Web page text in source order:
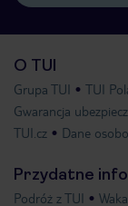
O TUI
Grupa TUI TUI
Gwarancja
TUI.cz
Dane
Przydatne
Podróż z TUI